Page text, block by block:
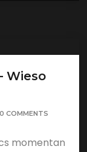
Wieso
0 COMMENTS
momentan